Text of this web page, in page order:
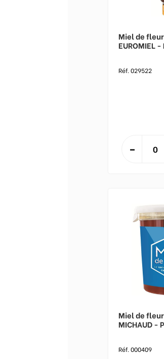
Miel de
EUROMIEL
Réf. 029522
Miel de
MICHAUD -
Réf. 000409